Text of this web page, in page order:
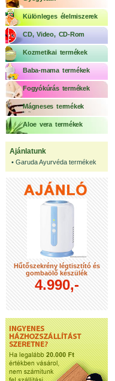
Különleges élelmiszerek
CD, Video, CD-Rom
Kozmetikai termékek
Baba-mama termékek
Fogyókúrás termékek
Mágneses termékek
Aloe vera termékek
Ajánlatunk
• Garuda Ayurvéda termékek
Hűtőszekrény légtisztító és
gombaölő készülék
4.990,-